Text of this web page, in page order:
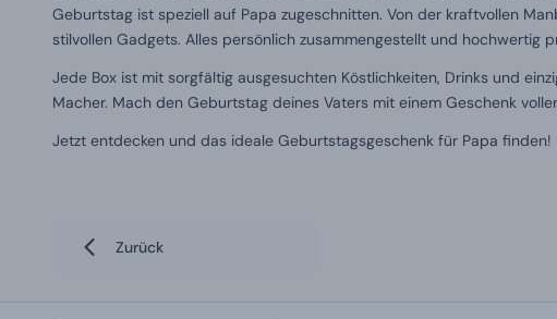
Geburtstag ist speziell auf Papa zugeschnitten. Von der kraftvollen
stilvollen Gadgets. Alles persönlich zusammengestellt und hochwertig
Jede Box ist mit sorgfältig ausgesuchten Köstlichkeiten, Drinks und
Macher. Mach den Geburtstag deines Vaters mit einem Geschenk
Jetzt entdecken und das ideale Geburtstagsgeschenk für Papa finden!
Zurück